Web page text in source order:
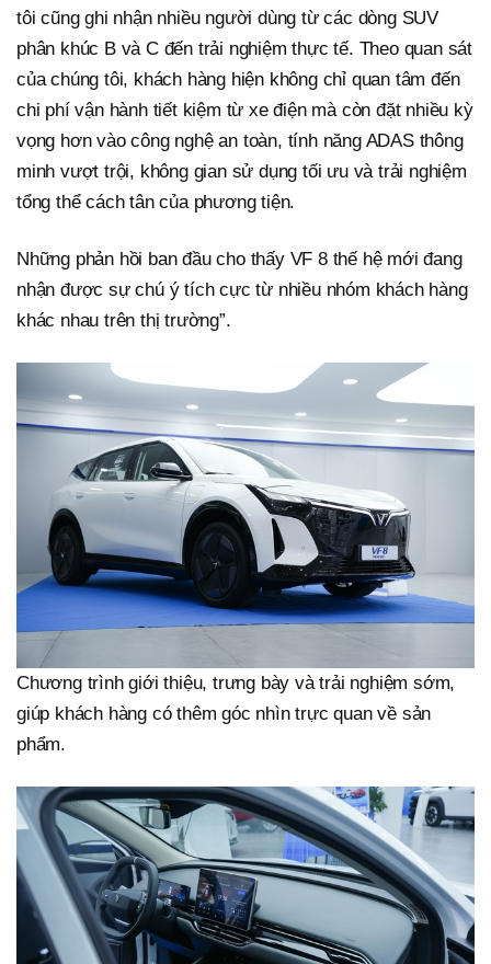
tôi cũng ghi nhận nhiều người dùng từ các dòng SUV
phân khúc B và C đến trải nghiệm thực tế. Theo quan sát
của chúng tôi, khách hàng hiện không chỉ quan tâm đến
chi phí vận hành tiết kiệm từ xe điện mà còn đặt nhiều kỳ
vọng hơn vào công nghệ an toàn, tính năng ADAS thông
minh vượt trội, không gian sử dụng tối ưu và trải nghiệm
tổng thể cách tân của phương tiện.
Những phản hồi ban đầu cho thấy VF 8 thế hệ mới đang
nhận được sự chú ý tích cực từ nhiều nhóm khách hàng
khác nhau trên thị trường”.
Chương trình giới thiệu, trưng bày và trải nghiệm sớm,
giúp khách hàng có thêm góc nhìn trực quan về sản
phẩm.